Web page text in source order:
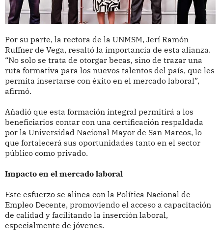
Por su parte, la rectora de la UNMSM, Jerí Ramón
Ruffner de Vega, resaltó la importancia de esta alianza.
“No solo se trata de otorgar becas, sino de trazar una
ruta formativa para los nuevos talentos del país, que les
permita insertarse con éxito en el mercado laboral”,
afirmó.
Añadió que esta formación integral permitirá a los
beneficiarios contar con una certificación respaldada
por la Universidad Nacional Mayor de San Marcos, lo
que fortalecerá sus oportunidades tanto en el sector
público como privado.
Impacto en el mercado laboral
Este esfuerzo se alinea con la Política Nacional de
Empleo Decente, promoviendo el acceso a capacitación
de calidad y facilitando la inserción laboral,
especialmente de jóvenes.